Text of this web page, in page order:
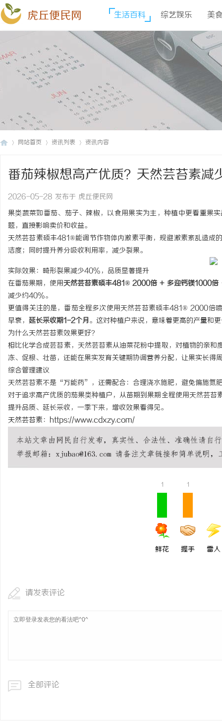
虎丘便民网 生活百科 综艺娱乐 美
网站首页 资讯列表 资讯内容
番茄辣椒想高产优质？天然芸苔素减
2026-05-28 发布于 虎丘便民网
果类蔬菜如番茄、茄子、辣椒，以食用果实为主，种植中更看重果
题，直接影响卖价和收益。
天然芸苔素硕丰481®能调节作物体内激素平衡，规避激素紊乱造成
洁度；同时提升养分吸收利用率，减少裂果。
实际效果：畸形裂果减少40%，品质显著提升
在番茄果期，使用天然芸苔素硕丰481® 2000倍 + 多迎钙镁1000倍
减少约40%。
更值得关注的是，番茄全程多次使用天然芸苔素硕丰481® 2000倍
早衰， 延长采收期1-2个月。这对种植户来说，意味着更高的产量和
为什么天然芸苔素效果更好？
相比化学合成芸苔素，天然芸苔素从油菜花粉中提取，对植物的亲
冻、促根、壮苗，还能在果实发育关键期协调营养分配，让果实长得
综合管理建议
天然芸苔素不是“万能药”，还需配合：合理浇水施肥，避免偏施氮
对于追求高产优质的茄果类种植户，从苗期到果期全程使用天然芸
提升品质、延长采收，一季下来，增收效果看得见。
天然芸苔素： https://www.cdxzy.com/
1
鲜花
1
握手 雷人
请发表评论
全部评论
从三楼到公园，从台阶到坡道，一部高续航电 探索金牌影